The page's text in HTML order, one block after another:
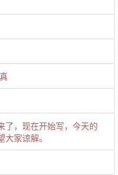
了，现在开始写，今天的
家谅解。